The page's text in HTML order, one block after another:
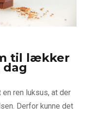
til lækker
dag
ren luksus, at der
Derfor kunne det